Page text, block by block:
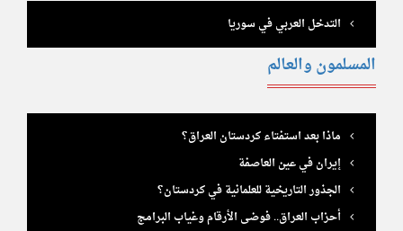
التدخل العربي في سوريا
المسلمون والعالم
ماذا بعد استفتاء كردستان العراق؟
إيران في عين العاصفة
الجذور التاريخية للعلمانية في كردستان؟
أحزاب العراق.. فوضى الأرقام وغياب البرامج